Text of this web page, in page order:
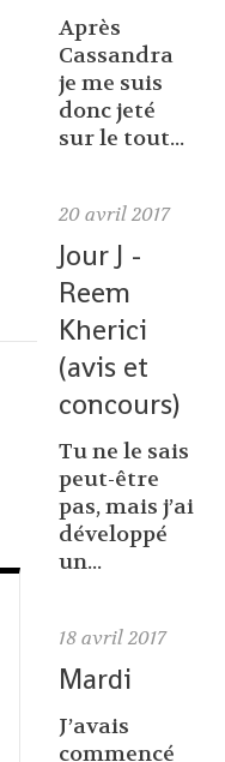
Après
Cassandra
je me suis
donc jeté
sur le tout...
20 avril 2017
Jour J -
Reem
Kherici
(avis et
concours)
Tu ne le sais
peut-être
pas, mais j’ai
développé
un...
18 avril 2017
Mardi
J’avais
commencé